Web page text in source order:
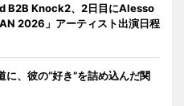
、2日目にAlesso
」アーティスト出演日程
、彼の“好き”を詰め込んだ関